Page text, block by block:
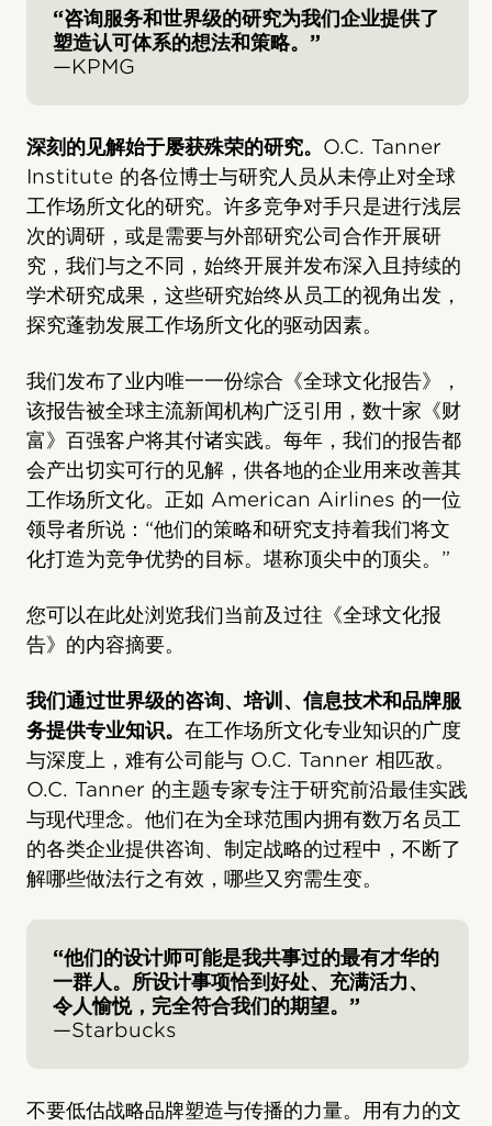
“咨询服务和世界级的研究为我们企业提供了
塑造认可体系的想法和策略。”
—KPMG
深刻的见解始于屡获殊荣的研究。 O.C. Tanner
Institute 的各位博士与研究人员从未停止对全球
工作场所文化的研究。许多竞争对手只是进行浅层
次的调研，或是需要与外部研究公司合作开展研
究，我们与之不同，始终开展并发布深入且持续的
学术研究成果，这些研究始终从员工的视角出发，
探究蓬勃发展工作场所文化的驱动因素。
我们发布了业内唯一一份综合《全球文化报告》，
该报告被全球主流新闻机构广泛引用，数十家《财
富》百强客户将其付诸实践。每年，我们的报告都
会产出切实可行的见解，供各地的企业用来改善其
工作场所文化。正如 American Airlines 的一位
领导者所说：“他们的策略和研究支持着我们将文
化打造为竞争优势的目标。堪称顶尖中的顶尖。”
您可以在此处浏览我们当前及过往《全球文化报
告》的内容摘要。
我们通过世界级的咨询、培训、信息技术和品牌服
务提供专业知识。 在工作场所文化专业知识的广度
与深度上，难有公司能与 O.C. Tanner 相匹敌。
O.C. Tanner 的主题专家专注于研究前沿最佳实践
与现代理念。他们在为全球范围内拥有数万名员工
的各类企业提供咨询、制定战略的过程中，不断了
解哪些做法行之有效，哪些又穷需生变。
“他们的设计师可能是我共事过的最有才华的
一群人。所设计事项恰到好处、充满活力、
令人愉悦，完全符合我们的期望。”
—Starbucks
不要低估战略品牌塑造与传播的力量。用有力的文